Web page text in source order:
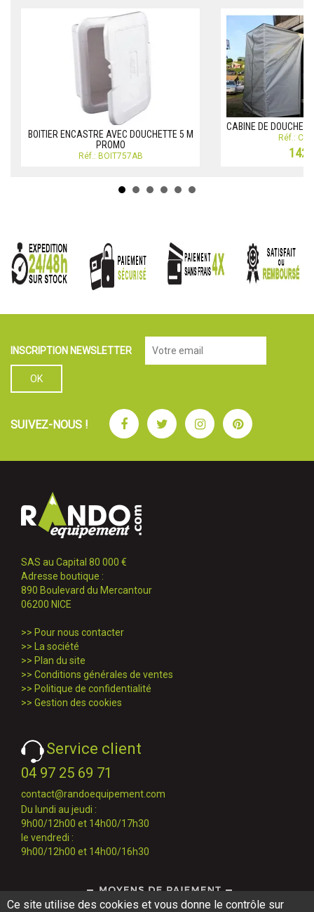
BOITIER ENCASTRE AVEC DOUCHETTE 5 M
PROMO
Réf.: BOIT757AB
CABINE DE DOUCHE
Réf.:
INSCRIPTION NEWSLETTER
SUIVEZ-NOUS ! FacebookTwitterInstagramPinterest
SAS au Capital 80 000 €
Adresse boutique :
890 Boulevard du Mercantour
06200 NICE
>> Pour nous contacter
>>
La société
>> Plan du site
>> Conditions générales de ventes
>> Politique de confidentialité
>> Gestion des cookies
Service client
04 97 25 69 71
contact@randoequipement.com
Du lundi au jeudi :
9h00/12h00 et 14h00/17h30
le vendredi :
9h00/12h00 et 14h00/16h30
Ce site utilise des cookies et vous donne le contrôle sur